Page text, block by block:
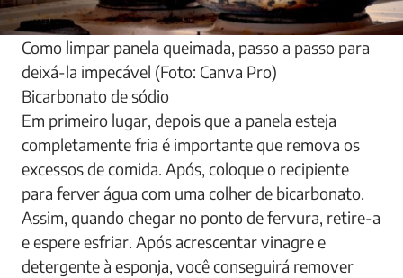
Como limpar panela queimada, passo a passo para
deixá-la impecável (Foto: Canva Pro)
Bicarbonato de sódio
Em primeiro lugar, depois que a panela esteja
completamente fria é importante que remova os
excessos de comida. Após, coloque o recipiente
para ferver água com uma colher de bicarbonato.
Assim, quando chegar no ponto de fervura, retire-a
e espere esfriar. Após acrescentar vinagre e
detergente à esponja, você conseguirá remover